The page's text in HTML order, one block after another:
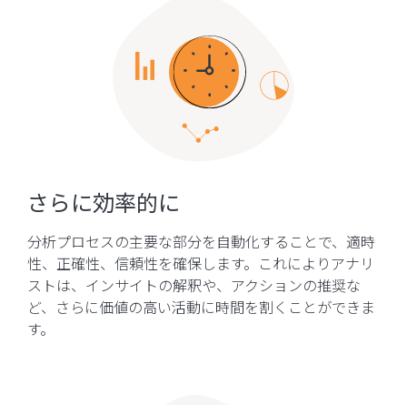
さらに効率的に
分析プロセスの主要な部分を自動化することで、適時
性、正確性、信頼性を確保します。これによりアナリ
ストは、インサイトの解釈や、アクションの推奨な
ど、さらに価値の高い活動に時間を割くことができま
す。